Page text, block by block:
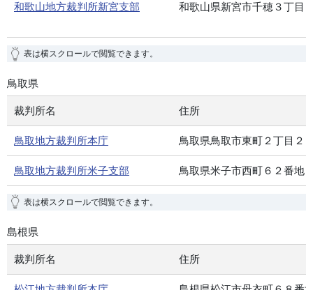
和歌山地方裁判所新宮支部 和歌山県新宮市千穂３丁目
表は横スクロールで閲覧できます。
鳥取県
裁判所名 住所
鳥取地方裁判所本庁 鳥取県鳥取市東町２丁目２
鳥取地方裁判所米子支部 鳥取県米子市西町６２番地
表は横スクロールで閲覧できます。
島根県
裁判所名 住所